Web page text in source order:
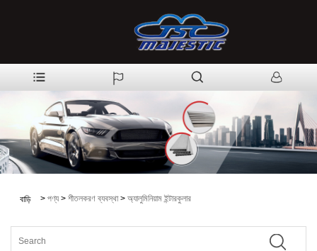
বাড়ি > পণ্য > শীতলকরণ ব্যবস্থা> অ্যালুমিনিয়াম ইন্টারকুলার